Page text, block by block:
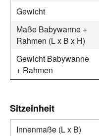
Gewicht
Maße Babywanne +
Rahmen (L x B x H)
Gewicht Babywanne
+ Rahmen
Sitzeinheit
Innenmaße (L x B)